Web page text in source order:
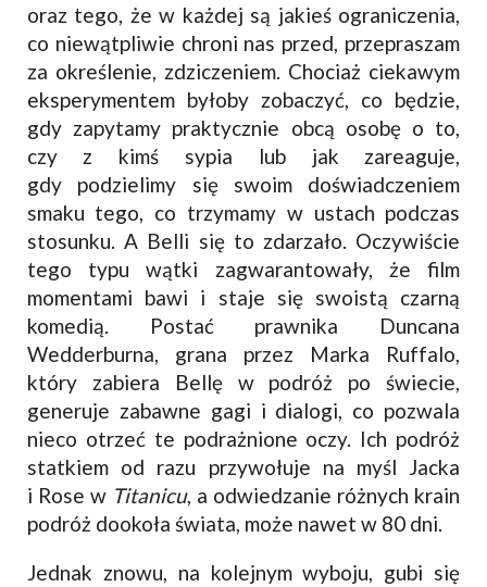
oraz tego, że w każdej są jakieś ograniczenia,
co niewątpliwie chroni nas przed, przepraszam
za określenie, zdziczeniem. Chociaż ciekawym
eksperymentem byłoby zobaczyć, co będzie,
gdy zapytamy praktycznie obcą osobę o to,
czy z kimś sypia lub jak zareaguje,
gdy podzielimy się swoim doświadczeniem
smaku tego, co trzymamy w ustach podczas
stosunku. A Belli się to zdarzało. Oczywiście
tego typu wątki zagwarantowały, że film
momentami bawi i staje się swoistą czarną
komedią. Postać prawnika Duncana
Wedderburna, grana przez Marka Ruffalo,
który zabiera Bellę w podróż po świecie,
generuje zabawne gagi i dialogi, co pozwala
nieco otrzeć te podrażnione oczy. Ich podróż
statkiem od razu przywołuje na myśl Jacka
i Rose w Titanicu, a odwiedzanie różnych krain
podróż dookoła świata, może nawet w 80 dni.
Jednak znowu, na kolejnym wyboju, gubi się